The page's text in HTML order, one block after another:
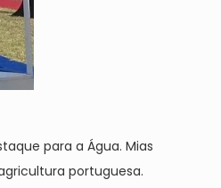
para a Água. Mias
portuguesa.